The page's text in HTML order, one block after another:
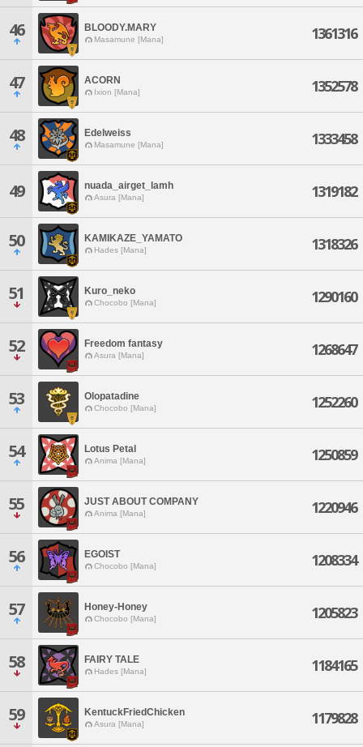
46 BLOODY.MARY
Masamune [Mana] 1361316
47 ACORN
Ixion [Mana] 1352578
48 Edelweiss
Masamune [Mana] 1333458
49 nuada_airget_lamh
Asura [Mana] 1319182
50 KAMIKAZE_YAMATO
Hades [Mana] 1318326
51 Kuro_neko
Chocobo [Mana] 1290160
52 Freedom fantasy
Asura [Mana] 1268647
53 Olopatadine
Chocobo [Mana] 1252260
54 Lotus Petal
Anima [Mana] 1250859
55 JUST ABOUT COMPANY
Anima [Mana] 1220946
56 EGOIST
Chocobo [Mana] 1208334
57 Honey-Honey
Chocobo [Mana] 1205823
58 FAIRY TALE
Hades [Mana] 1184165
59 KentuckFriedChicken
Asura [Mana] 1179828